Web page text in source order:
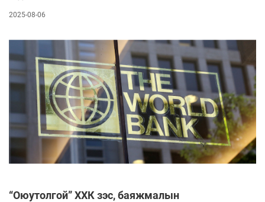
2025-08-06
“Оюутолгой” ХХК зэс, баяжмалын